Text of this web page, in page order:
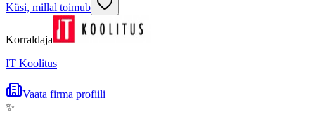
Küsi, millal toimub
Korraldaja
IT Koolitus
Vaata firma profiili
✨